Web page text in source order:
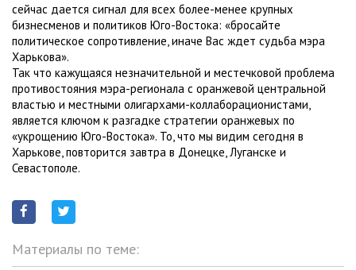
сейчас дается сигнал для всех более-менее крупных
бизнесменов и политиков Юго-Востока: «бросайте
политическое сопротивление, иначе Вас ждет судьба мэра
Харькова».
Так что кажущаяся незначительной и местечковой проблема
противостояния мэра-регионала с оранжевой центральной
властью и местными олигархами-коллаборационистами,
является ключом к разгадке стратегии оранжевых по
«укрощению Юго-Востока». То, что мы видим сегодня в
Харькове, повторится завтра в Донецке, Луганске и
Севастополе.
Материалы по теме: